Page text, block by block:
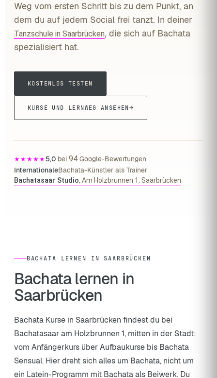
Weg vom ersten Schritt bis zu dem Punkt, an
dem du auf jedem Social frei tanzt. In deiner
Tanzschule in Saarbrücken, die sich auf Bachata
spezialisiert hat.
KOSTENLOS TESTEN
KURSE UND LERNWEG ANSEHEN
★★★★★5,0bei 94Google-Bewertungen
InternationaleBachata-Künstler als Trainer
Bachatasaar Studio, Am Holzbrunnen 1, Saarbrücken
BACHATA LERNEN IN SAARBRÜCKEN
Bachata lernen in
Saarbrücken
Bachata Kurse in Saarbrücken findest du bei
Bachatasaar am Holzbrunnen 1, mitten in der Stadt:
vom Anfängerkurs über Aufbaukurse bis Bachata
Sensual. Hier dreht sich alles um Bachata, nicht um
ein Latein-Programm mit Bachata als Beiwerk. Du